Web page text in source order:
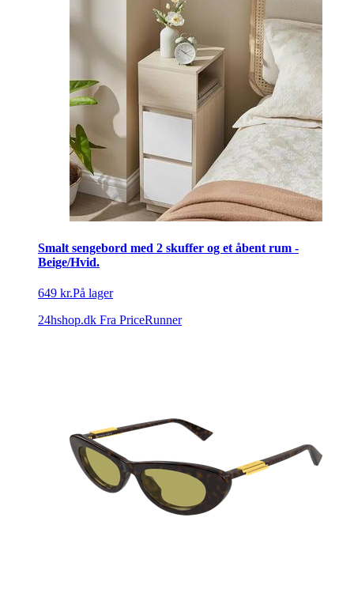
Smalt sengebord med 2 skuffer og et åbent rum -
Beige/Hvid.
649 kr.På lager
24hshop.dk Fra PriceRunner